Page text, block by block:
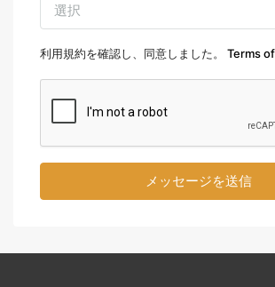
選択
利用規約を確認し、同意しました。 Terms
メッセージを送信